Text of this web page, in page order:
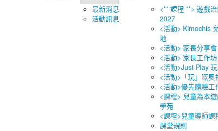
最新消息
活動訊息
<** 課程 **> 遊戲
2027
<活動> Kimochis
地
<活動> 家長分享會
<活動> 家長工作坊
<活動>Just Play
<活動>「玩」嘅奧
<活動>優先體驗工
<課程> 兒童為本
學苑
<課程>兒童導師課
課堂規則